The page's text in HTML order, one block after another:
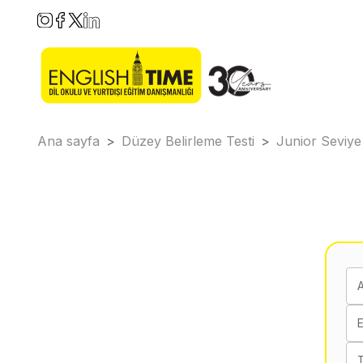
Ana sayfa > Düzey Belirleme Testi > Junior Seviye